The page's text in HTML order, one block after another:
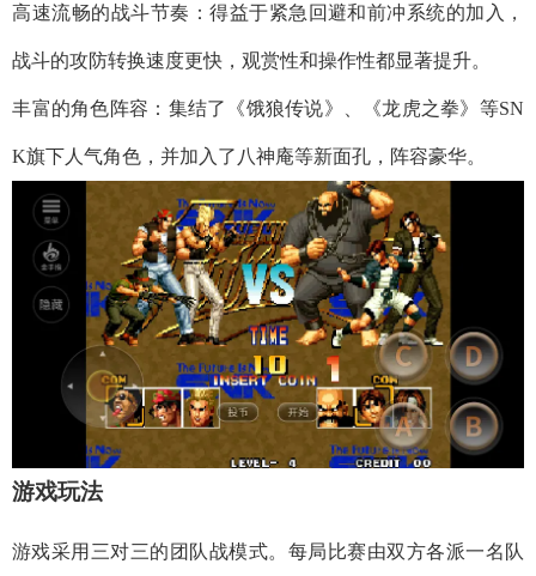
​​高速流畅的战斗节奏​​：得益于紧急回避和前冲系统的加入，
战斗的攻防转换速度更快，观赏性和操作性都显著提升。
​​丰富的角色阵容​​：集结了《饿狼传说》、《龙虎之拳》等SN
K旗下人气角色，并加入了八神庵等新面孔，阵容豪华。
​​游戏玩法​​
游戏采用三对三的团队战模式。每局比赛由双方各派一名队